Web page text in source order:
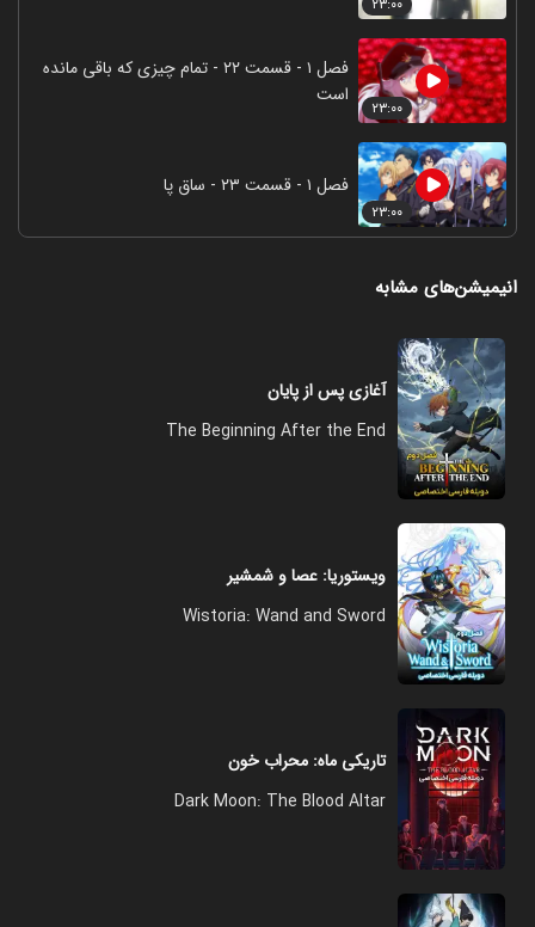
۲۳:۰۰
فصل ۱ - قسمت ۲۲ - تمام چیزی که باقی مانده
است
۲۳:۰۰
فصل ۱ - قسمت ۲۳ - ساق پا
انیمیشن‌های مشابه
آغازی پس از پایان
The Beginning After the End
ویستوریا: عصا و شمشیر
Wistoria: Wand and Sword
تاریکی ماه: محراب خون
Dark Moon: The Blood Altar